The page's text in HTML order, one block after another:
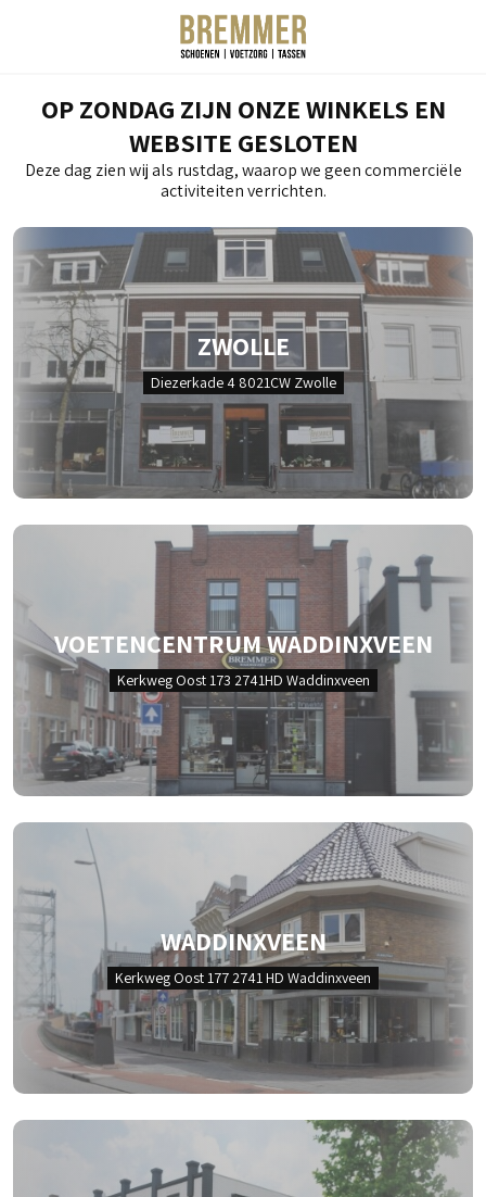
OP ZONDAG ZIJN ONZE WINKELS EN
WEBSITE GESLOTEN
Deze dag zien wij als rustdag, waarop we geen commerciële
activiteiten verrichten.
ZWOLLE
Diezerkade 4 8021CW Zwolle
VOETENCENTRUM WADDINXVEEN
Kerkweg Oost 173 2741HD Waddinxveen
WADDINXVEEN
Kerkweg Oost 177 2741 HD Waddinxveen